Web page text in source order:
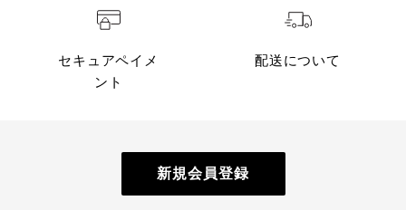
セキュアペイメ
ント
配送について
新規会員登録